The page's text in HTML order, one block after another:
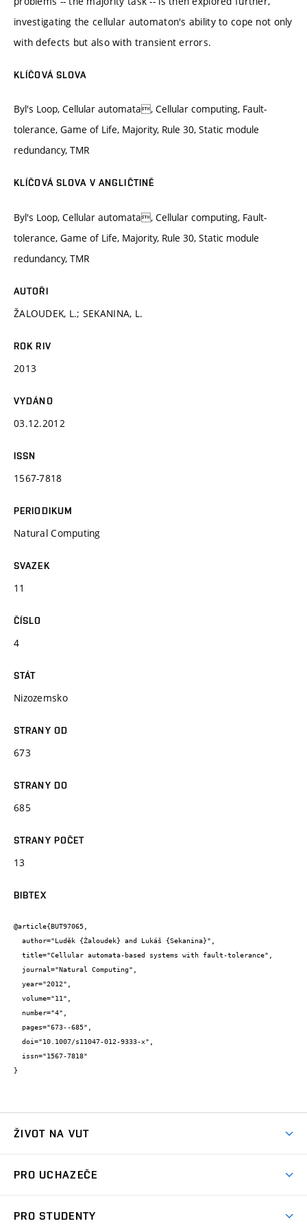
investigating the cellular automaton's ability to cope not only
with defects but also with transient errors.
KLÍČOVÁ SLOVA
Byl's Loop, Cellular automata, Cellular computing, Fault-
tolerance, Game of Life, Majority, Rule 30, Static module
redundancy, TMR
KLÍČOVÁ SLOVA V ANGLIČTINĚ
Byl's Loop, Cellular automata, Cellular computing, Fault-
tolerance, Game of Life, Majority, Rule 30, Static module
redundancy, TMR
AUTOŘI
ŽALOUDEK, L.; SEKANINA, L.
ROK RIV
2013
VYDÁNO
03.12.2012
ISSN
1567-7818
PERIODIKUM
Natural Computing
SVAZEK
11
ČÍSLO
4
STÁT
Nizozemsko
STRANY OD
673
STRANY DO
685
STRANY POČET
13
BIBTEX
@article{BUT97065,
}
ŽIVOT NA VUT
Koleje
PRO UCHAZEČE
PRO STUDENTY